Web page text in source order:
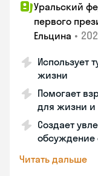
Уральский
первого
Ельцина •
Использует
жизни
Помогает
для жизни и
Создает
обсуждение
Читать дальше